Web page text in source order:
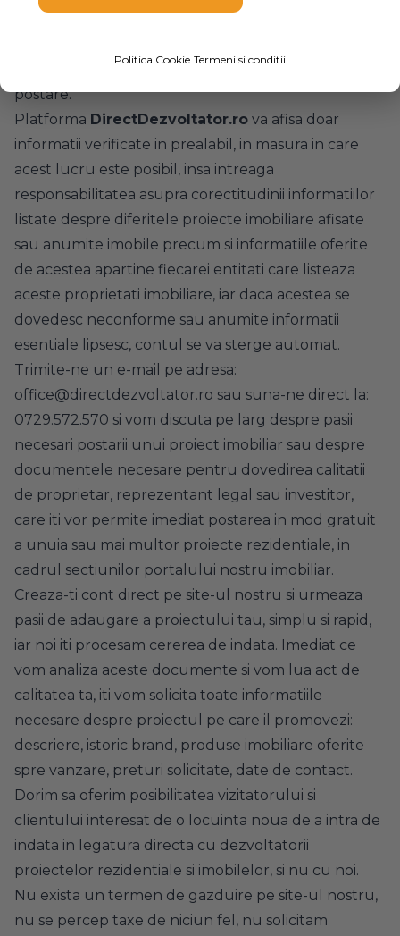
postare.
Platforma DirectDezvoltator.ro va afisa doar
informatii verificate in prealabil, in masura in care
acest lucru este posibil, insa intreaga
responsabilitatea asupra corectitudinii informatiilor
listate despre diferitele proiecte imobiliare afisate
sau anumite imobile precum si informatiile oferite
de acestea apartine fiecarei entitati care listeaza
aceste proprietati imobiliare, iar daca acestea se
dovedesc neconforme sau anumite informatii
esentiale lipsesc, contul se va sterge automat.
Trimite-ne un e-mail pe adresa:
office@directdezvoltator.ro sau suna-ne direct la:
0729.572.570 si vom discuta pe larg despre pasii
necesari postarii unui proiect imobiliar sau despre
documentele necesare pentru dovedirea calitatii
de proprietar, reprezentant legal sau investitor,
care iti vor permite imediat postarea in mod gratuit
a unuia sau mai multor proiecte rezidentiale, in
cadrul sectiunilor portalului nostru imobiliar.
Creaza-ti cont direct pe site-ul nostru si urmeaza
pasii de adaugare a proiectului tau, simplu si rapid,
iar noi iti procesam cererea de indata. Imediat ce
vom analiza aceste documente si vom lua act de
calitatea ta, iti vom solicita toate informatiile
necesare despre proiectul pe care il promovezi:
descriere, istoric brand, produse imobiliare oferite
spre vanzare, preturi solicitate, date de contact.
Dorim sa oferim posibilitatea vizitatorului si
clientului interesat de o locuinta noua de a intra de
indata in legatura directa cu dezvoltatorii
proiectelor rezidentiale si imobilelor, si nu cu noi.
Nu exista un termen de gazduire pe site-ul nostru,
nu se percep taxe de niciun fel, nu solicitam
Politica Cookie Termeni si conditii